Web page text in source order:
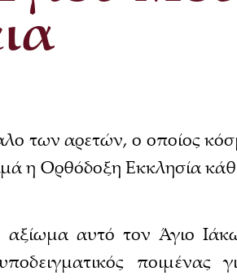
των αρετών, ο οποίος
η Ορθόδοξη Εκκλησία
αξίωμα αυτό τον Άγιο
ποιμένας